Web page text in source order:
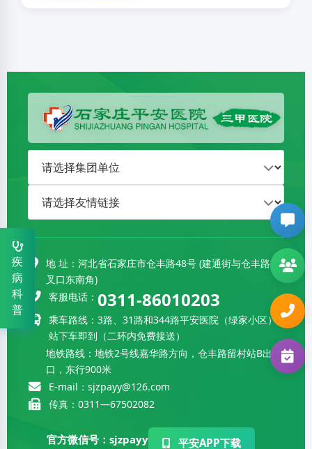
血液病科 0311-86020027
风湿病科 0311-86112971
肿瘤学部 0311-67502797
周围血管科 0311-80721676
肾病科
疾
病
科
普
地 址：河北省石家庄市仓丰路48号 (建通街与仓丰路交
叉口东南角)
客服电话： 0311-86010203
乘车路线：3路、31路和344路平安医院（绿家小区）
站下车即到（二环内免费接送）
地铁路线：地铁2号线嘉华路方向，仓丰路留村站B出
口，东行900米
E-mail：sjzpayy@126.com
传真：0311—67502082
官方微信号：sjzpayy 平安APP下载